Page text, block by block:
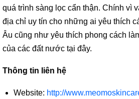
quá trình sàng lọc cẩn thận. Chính vì
địa chỉ uy tín cho những ai yêu thích
Âu cũng như yêu thích phong cách
của các đất nước tại đây.
Thông tin liên hệ
Website: http://